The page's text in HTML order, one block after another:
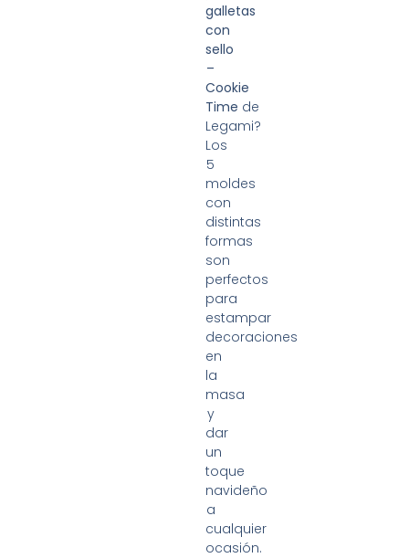
galletas
con
sello
–
Cookie
Time de
Legami?
Los
5
moldes
con
distintas
formas
son
perfectos
para
estampar
decoraciones
en
la
masa
y
dar
un
toque
navideño
a
cualquier
ocasión.